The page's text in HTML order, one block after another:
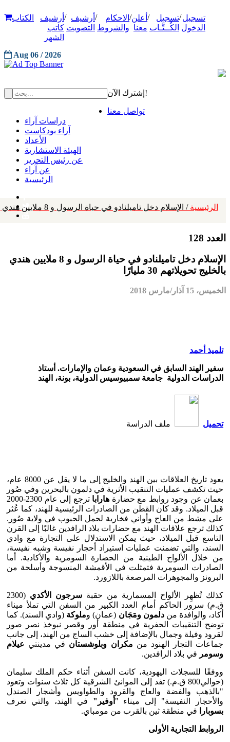
تسجيل
الدخول
/تسجيل
الكُــتَّـاب
/ أعلن
معنا
/ الاحكام
والشروط
/ أرشيف
التصويت
/ أرشيف
كاتب
الشهر
الكتاب
Aug 06 / 2026
إشترك الآن!
تواصل معنا
دراسات آراء
آراء بودكاست
الأعداد
الهيئة الاستشارية
عن رئيس التحرير
عن آراء
الرئيسية
الرئيسية / الإسلام دخل تاميلنادو في حياة الرسول و 8 ملايين هندي بالخليج تحويلاتهم 30 مليارًا
العدد 128
الإسلام دخل تاميلنادو في حياة الرسول و 8 ملايين هندي
بالخليج تحويلاتهم 30 مليارًا
الخميس، 15 آذار/مارس 2018
تلميذ أحمد
سفير الهند السابق في السعودية وعمان والإمارات. أستاذ
الدراسات الدولية جامعة سمبيوسيس الدولية، بونة، الهند
تحميل ملف الدراسة
يعود تاريخ العلاقات بين الهند والخليج إلى ما لا يقل عن 8000 عام،
حيث تكشف عمليات التنقيب الأثرية في دلمون بالبحرين وفي صُور
بعمان عن وجود روابط مع حضارة هارابا
ترجع إلى عام 2300-2000
قبل الميلاد. وقد كان القطن من الصادرات الرئيسية للهند، كما عُثر
على مشط من العاج وأواني فخارية لحمل الحبوب في ولاية صُور.
كذلك ترجع علاقات الهند مع حضارات بلاد الرافدين غالبًا إلى القرن
التاسع قبل الميلاد، حيث يمكن الاستدلال على التجارة مع وادي
السند، والتي تضمنت عمليات استيراد أحجار نفيسة وشبه نفيسة،
من خلال الألواح الطينية من الحضارة السومرية والأكادية. أما
الصادرات السومرية فتمثلت في الأقمشة المنسوجة وأسلحة من
البرونز والمجوهرات المرصعة باللازورد.
كذلك تُظهِر الألواح المسمارية من حقبة سرجون الأكدي
(2300
ق.م) سرور الحاكم أمام العدد الكبير من السفن التي تملأ ميناء
أكاد، والوافدة مندلمون ومَجَان (عمان) وملوكة (وادي السند). كما
توضح التنقيبات الحفرية في منطقة أور وقصر نبوخذ نصر صور
لقرود وفيلة وجمال بالإضافة إلى خشب الساج من الهند، إلى جانب
جماعات التجار الهنود من مكران وبلوشستان في مدينتي عيلام
وسومر في بلاد الرافدين.
ووفقًا للسجلات اليهودية، كانت السفن أثناء حكم الملك سليمان
(حوالي800 ق.م.) تفد إلى الموانئ الشرقية كل ثلاث سنوات وتعود
"بالذهب والفضة والعاج والقرود والطواويس وأشجار الصندل
والأحجار النفيسة" إلى ميناء " أوفير" في الهند، والتي تعرف
بسوبارا في منطقة ثين بالقرب من مومباي.
الروابط التجارية الأولى